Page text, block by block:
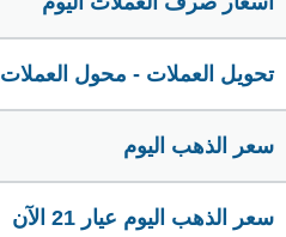
تحويل العملات - محول العملات
سعر الذهب اليوم
سعر الذهب اليوم عيار 21 الآن